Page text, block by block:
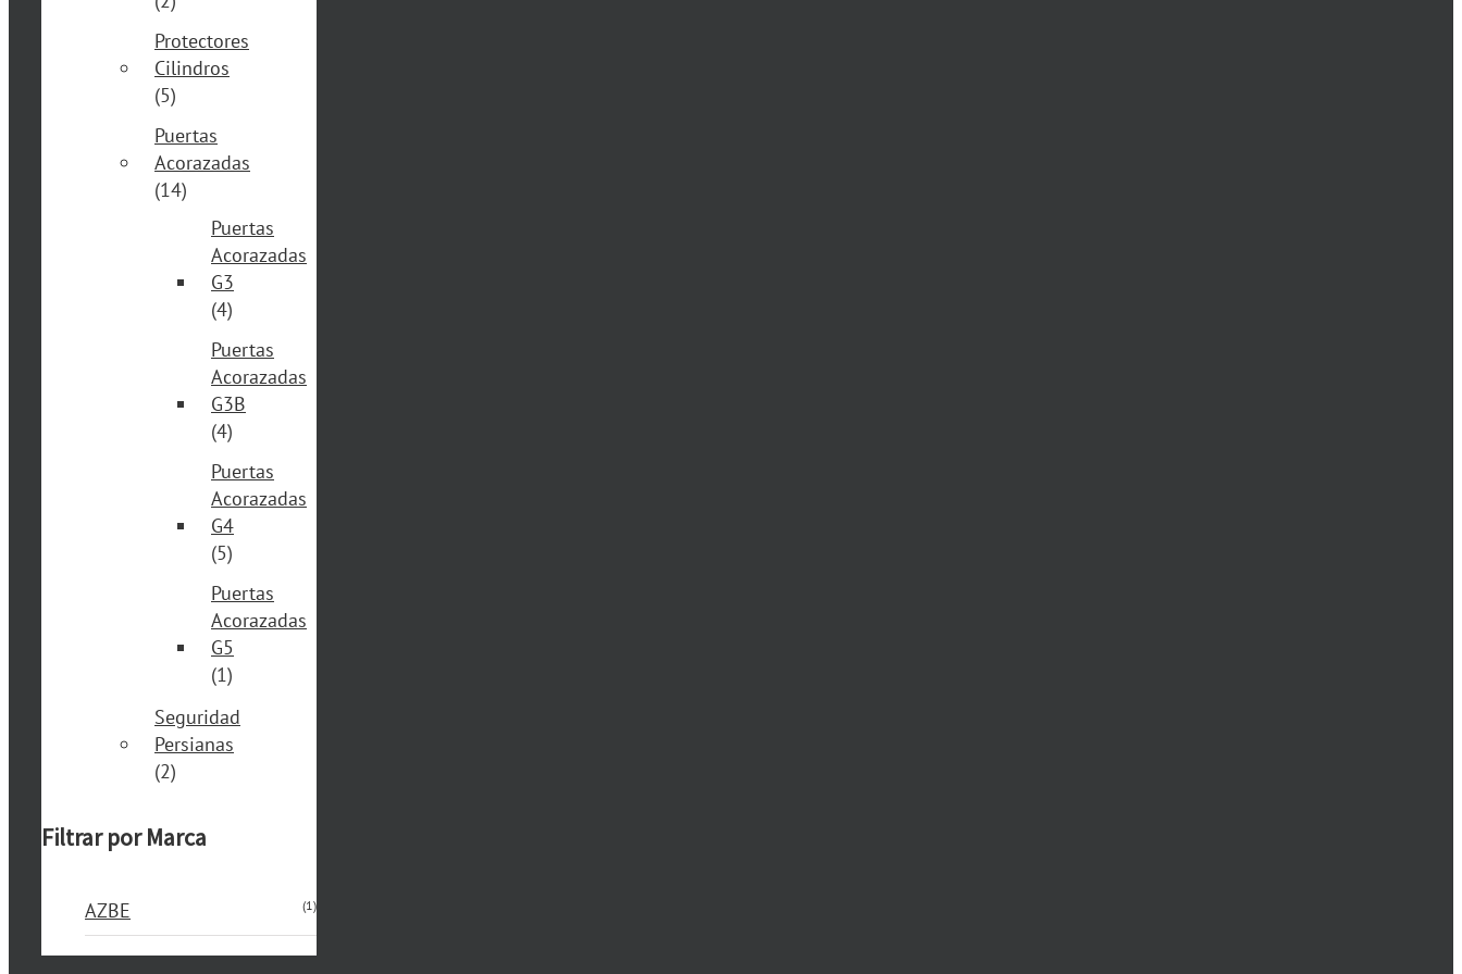
Protectores
Cilindros
(5)
Puertas
Acorazadas
(14)
Puertas
Acorazadas
G3
(4)
Puertas
Acorazadas
G3B
(4)
Puertas
Acorazadas
G4
(5)
Puertas
Acorazadas
G5
(1)
Seguridad
Persianas
(2)
Filtrar por Marca
AZBE (1)